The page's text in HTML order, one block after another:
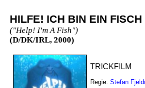
HILFE! ICH BIN EIN FISCH
("Help! I'm A Fish")
(D/DK/IRL, 2000)
TRICKFILM
Regie: Stefan